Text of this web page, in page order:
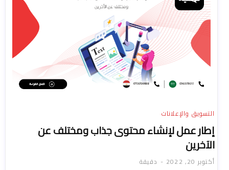
التسويق والإعلانات
إطار عمل لإنشاء محتوى جذاب ومختلف عن
الآخرين
أكتوبر 20, 2022 دقيقة